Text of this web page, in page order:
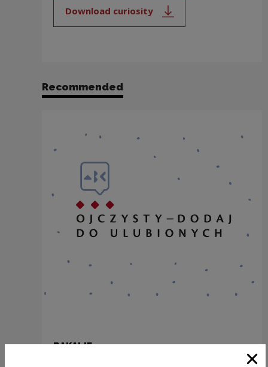
Download curiosity
Note, the link will open in a new
Recommended
BAKALIE